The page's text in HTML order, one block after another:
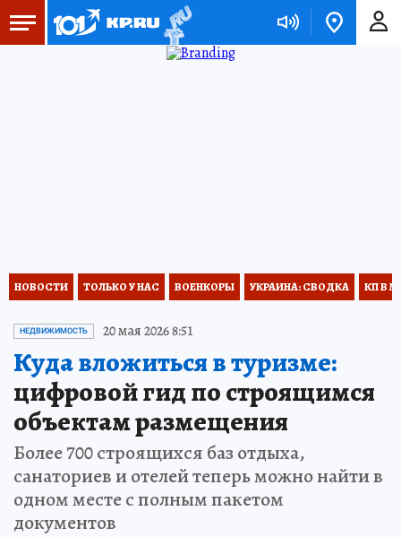
НОВОСТИ ТОЛЬКО У НАС ВОЕНКОРЫ УКРАИНА: СВОДКА КП В
НЕДВИЖИМОСТЬ 20 мая 2026 8:51
Куда вложиться в туризме:
цифровой гид по строящимся
объектам размещения
Более 700 строящихся баз отдыха,
санаториев и отелей теперь можно найти в
одном месте с полным пакетом
документов